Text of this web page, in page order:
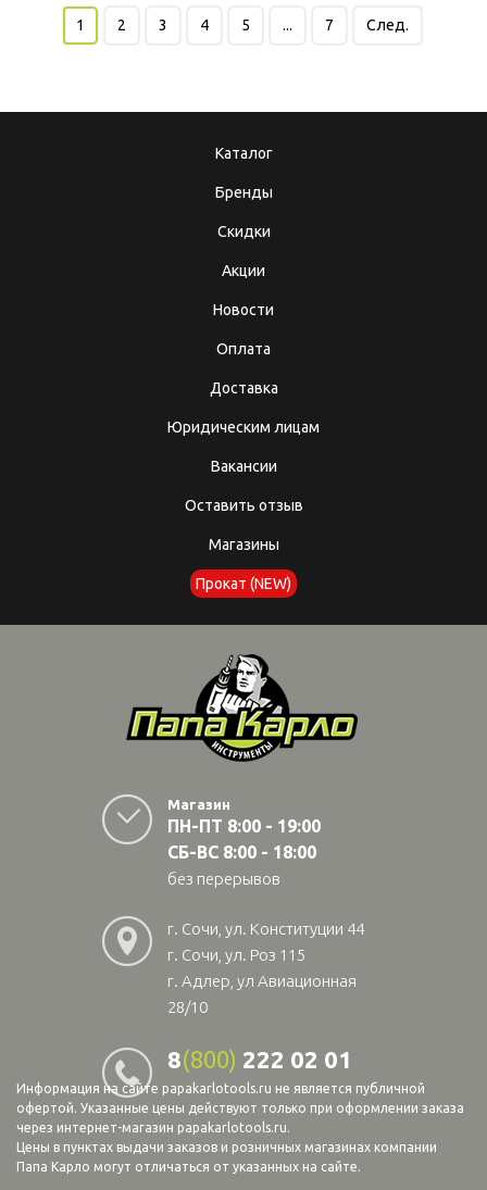
1 2 3 4 5 ... 7 След.
Каталог
Бренды
Скидки
Акции
Новости
Оплата
Доставка
Юридическим лицам
Вакансии
Оставить отзыв
Магазины
Прокат (NEW)
Магазин
ПН-ПТ 8:00 - 19:00
СБ-ВС 8:00 - 18:00
без перерывов
г. Сочи, ул. Конституции 44
г. Сочи, ул. Роз 115
г. Адлер, ул Авиационная
28/10
8(800) 222 02 01
Информация на сайте papakarlotools.ru не является публичной
офертой. Указанные цены действуют только при оформлении заказа
через интернет-магазин papakarlotools.ru.
Цены в пунктах выдачи заказов и розничных магазинах компании
Папа Карло могут отличаться от указанных на сайте.